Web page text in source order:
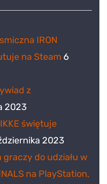
IRON
na Steam 6
z
2023
świętuje
2023
do udziału w
na PlayStation,